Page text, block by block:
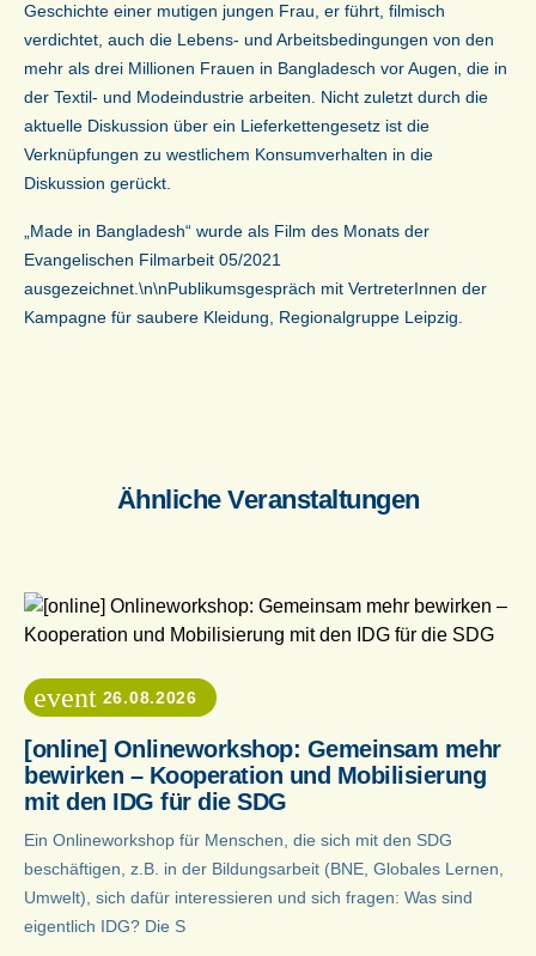
Geschichte einer mutigen jungen Frau, er führt, filmisch
verdichtet, auch die Lebens- und Arbeitsbedingungen von den
mehr als drei Millionen Frauen in Bangladesch vor Augen, die in
der Textil- und Modeindustrie arbeiten. Nicht zuletzt durch die
aktuelle Diskussion über ein Lieferkettengesetz ist die
Verknüpfungen zu westlichem Konsumverhalten in die
Diskussion gerückt.
„Made in Bangladesh“ wurde als Film des Monats der
Evangelischen Filmarbeit 05/2021
ausgezeichnet.\n\nPublikumsgespräch mit VertreterInnen der
Kampagne für saubere Kleidung, Regionalgruppe Leipzig.
Ähnliche Veranstaltungen
event 26.08.2026
[online] Onlineworkshop: Gemeinsam mehr
bewirken – Kooperation und Mobilisierung
mit den IDG für die SDG
Ein Onlineworkshop für Menschen, die sich mit den SDG
beschäftigen, z.B. in der Bildungsarbeit (BNE, Globales Lernen,
Umwelt), sich dafür interessieren und sich fragen: Was sind
eigentlich IDG? Die S